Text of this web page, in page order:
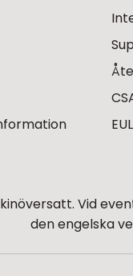
Vid
den engelska